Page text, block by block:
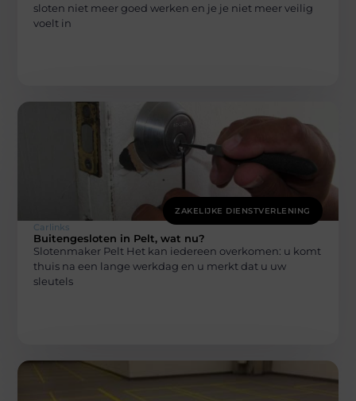
sloten niet meer goed werken en je je niet meer veilig
voelt in
ZAKELIJKE DIENSTVERLENING
Carlinks
Buitengesloten in Pelt, wat nu?
Slotenmaker Pelt Het kan iedereen overkomen: u komt
thuis na een lange werkdag en u merkt dat u uw
sleutels